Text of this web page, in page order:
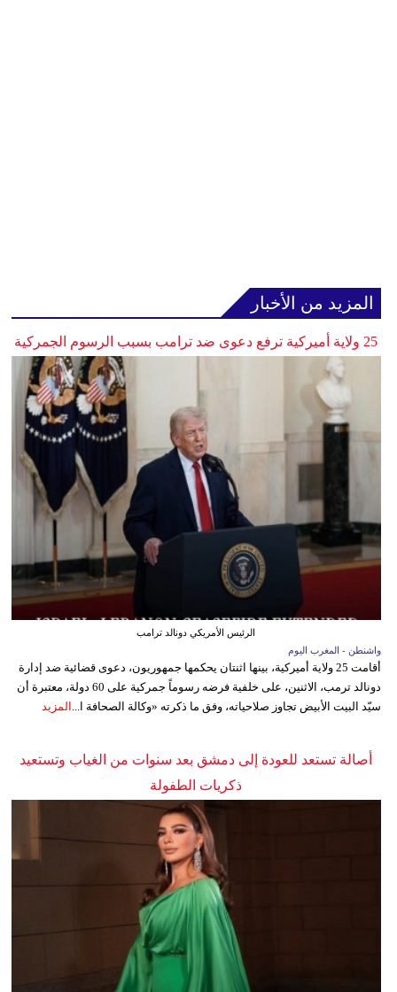
المزيد من الأخبار
25 ولاية أميركية ترفع دعوى ضد ترامب بسبب الرسوم الجمركية
الرئيس الأمريكي دونالد ترامب
واشنطن - المغرب اليوم
أقامت 25 ولاية أميركية، بينها اثنتان يحكمها جمهوريون، دعوى قضائية ضد إدارة
دونالد ترمب، الاثنين، على خلفية فرضه رسوماً جمركية على 60 دولة، معتبرة أن
سيّد البيت الأبيض تجاوز صلاحياته، وفق ما ذكرته «وكالة الصحافة ا...
المزيد
أصالة تستعد للعودة إلى دمشق بعد سنوات من الغياب وتستعيد
ذكريات الطفولة